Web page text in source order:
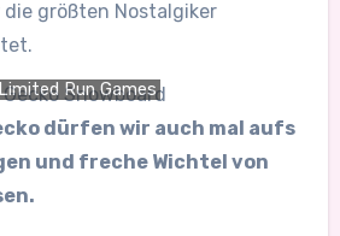
größten Nostalgiker
Run Games
dürfen wir auch mal aufs
und freche Wichtel von